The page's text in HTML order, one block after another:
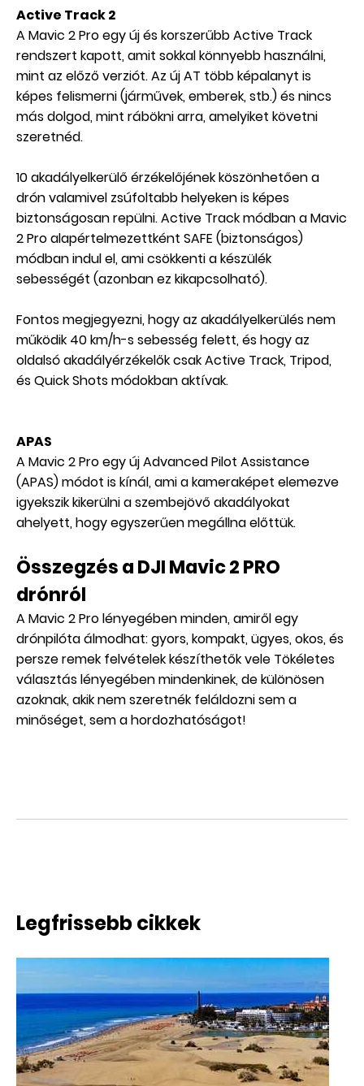
Active Track 2
A Mavic 2 Pro egy új és korszerűbb Active Track
rendszert kapott, amit sokkal könnyebb használni,
mint az előző verziót. Az új AT több képalanyt is
képes felismerni (járművek, emberek, stb.) és nincs
más dolgod, mint rábökni arra, amelyiket követni
szeretnéd.
10 akadályelkerülő érzékelőjének köszönhetően a
drón valamivel zsúfoltabb helyeken is képes
biztonságosan repülni. Active Track módban a Mavic
2 Pro alapértelmezettként SAFE (biztonságos)
módban indul el, ami csökkenti a készülék
sebességét (azonban ez kikapcsolható).
Fontos megjegyezni, hogy az akadályelkerülés nem
működik 40 km/h-s sebesség felett, és hogy az
oldalsó akadályérzékelők csak Active Track, Tripod,
és Quick Shots módokban aktívak.
APAS
A Mavic 2 Pro egy új Advanced Pilot Assistance
(APAS) módot is kínál, ami a kameraképet elemezve
igyekszik kikerülni a szembejövő akadályokat
ahelyett, hogy egyszerűen megállna előttük.
Összegzés a DJI Mavic 2 PRO
drónról
A Mavic 2 Pro lényegében minden, amiről egy
drónpilóta álmodhat: gyors, kompakt, ügyes, okos, és
persze remek felvételek készíthetők vele Tökéletes
választás lényegében mindenkinek, de különösen
azoknak, akik nem szeretnék feláldozni sem a
minőséget, sem a hordozhatóságot!
Legfrissebb cikkek